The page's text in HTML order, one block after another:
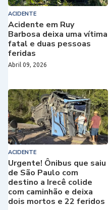
ACIDENTE
Acidente em Ruy
Barbosa deixa uma vítima
fatal e duas pessoas
feridas
Abril 09, 2026
ACIDENTE
Urgente! Ônibus que saiu
de São Paulo com
destino a Irecê colide
com caminhão e deixa
dois mortos e 22 feridos